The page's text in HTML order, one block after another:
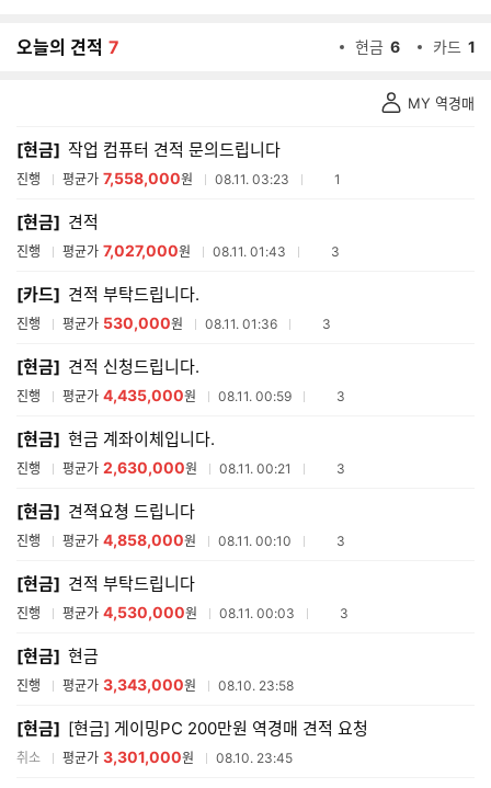
오늘의 견적 7 현금 6 카드 1
견
적
스
트
MY 역경매
[현금] 작업 컴퓨터 견적 문의드립니다
진행 평균가 7,558,000원 08.11. 03:23 참여업체수
1
[현금] 견적
진행 평균가 7,027,000원 08.11. 01:43 참여업체수
3
[카드] 견적 부탁드립니다.
진행 평균가 530,000원 08.11. 01:36 참여업체수
3
[현금] 견적 신청드립니다.
진행 평균가 4,435,000원 08.11. 00:59 참여업체수
3
[현금] 현금 계좌이체입니다.
진행 평균가 2,630,000원 08.11. 00:21 참여업체수
3
[현금] 견젹요쳥 드립니다
진행 평균가 4,858,000원 08.11. 00:10 참여업체수
3
[현금] 견적 부탁드립니다
진행 평균가 4,530,000원 08.11. 00:03 참여업체수
3
[현금] 현금
진행 평균가 3,343,000원 08.10. 23:58
[현금] [현금] 게이밍PC 200만원 역경매 견적 요청
취소 평균가 3,301,000원 08.10. 23:45